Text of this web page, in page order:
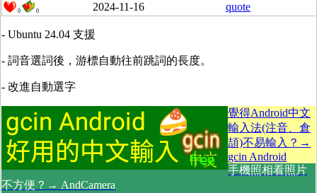
0 0 2024-11-16 quote
- Ubuntu 24.04 支援
- 詞音選詞後，游標自動往前跳詞的長度。
- 改進自動選字
覺得Android中文
輸入法(注音、倉
頡)不易輸入？→
gcin Android
手機照相看照片
不方便？→ AndCamera